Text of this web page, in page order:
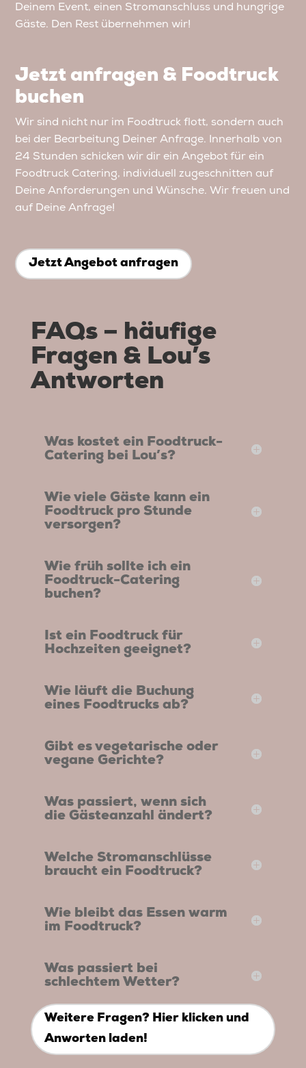
Deinem Event, einen Stromanschluss und hungrige
Gäste. Den Rest übernehmen wir!
Jetzt anfragen & Foodtruck
buchen
Wir sind nicht nur im Foodtruck flott, sondern auch
bei der Bearbeitung Deiner Anfrage. Innerhalb von
24 Stunden schicken wir dir ein Angebot für ein
Foodtruck Catering, individuell zugeschnitten auf
Deine Anforderungen und Wünsche. Wir freuen und
auf Deine Anfrage!
Jetzt Angebot anfragen
FAQs – häufige
Fragen & Lou’s
Antworten
Was kostet ein Foodtruck-
Catering bei Lou’s?
Wie viele Gäste kann ein
Foodtruck pro Stunde
versorgen?
Wie früh sollte ich ein
Foodtruck-Catering
buchen?
Ist ein Foodtruck für
Hochzeiten geeignet?
Wie läuft die Buchung
eines Foodtrucks ab?
Gibt es vegetarische oder
vegane Gerichte?
Was passiert, wenn sich
die Gästeanzahl ändert?
Welche Stromanschlüsse
braucht ein Foodtruck?
Wie bleibt das Essen warm
im Foodtruck?
Was passiert bei
schlechtem Wetter?
Weitere Fragen? Hier klicken und
Anworten laden!